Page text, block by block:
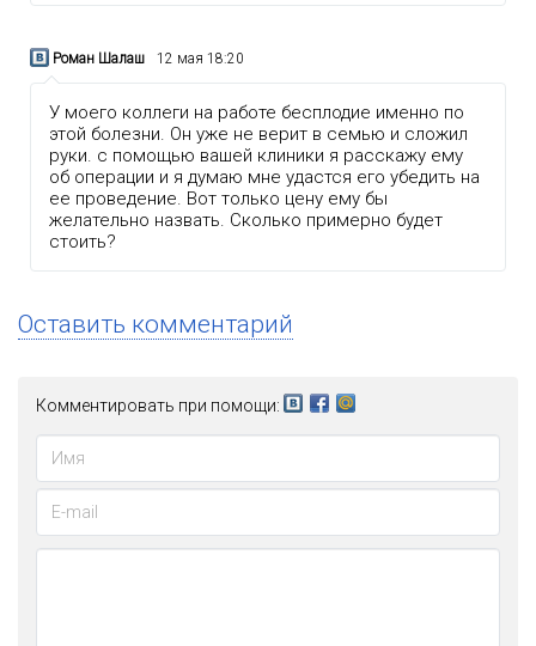
Роман Шалаш 12 мая 18:20
У моего коллеги на работе бесплодие именно по
этой болезни. Он уже не верит в семью и сложил
руки. с помощью вашей клиники я расскажу ему
об операции и я думаю мне удастся его убедить на
ее проведение. Вот только цену ему бы
желательно назвать. Сколько примерно будет
стоить?
Оставить комментарий
Комментировать при помощи: